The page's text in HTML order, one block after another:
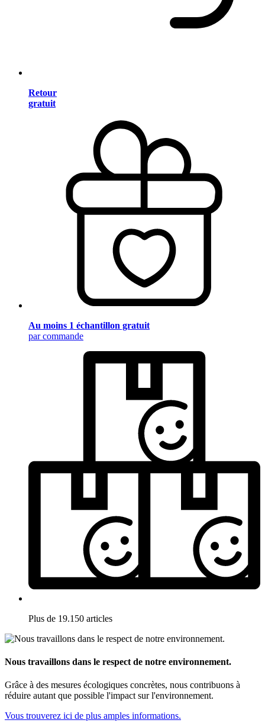
Retour
gratuit
Au moins 1 échantillon gratuit
par commande
Plus de 19.150 articles
Nous travaillons dans le respect de notre environnement.
Grâce à des mesures écologiques concrètes, nous contribuons à
réduire autant que possible l'impact sur l'environnement.
Vous trouverez ici de plus amples informations.